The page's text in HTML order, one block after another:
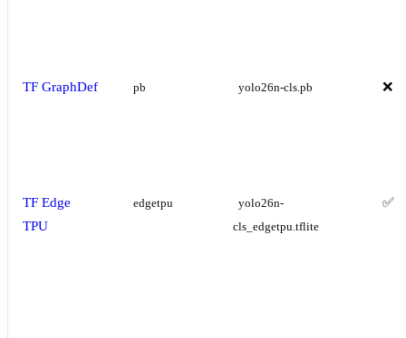
TF GraphDef pb yolo26n-cls.pb ❌
TF Edge
TPU
edgetpu
yolo26n-
cls_edgetpu.tflite
✅